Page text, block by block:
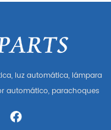
luz automática, lámpara
automático, parachoques
etc. y accesorios de